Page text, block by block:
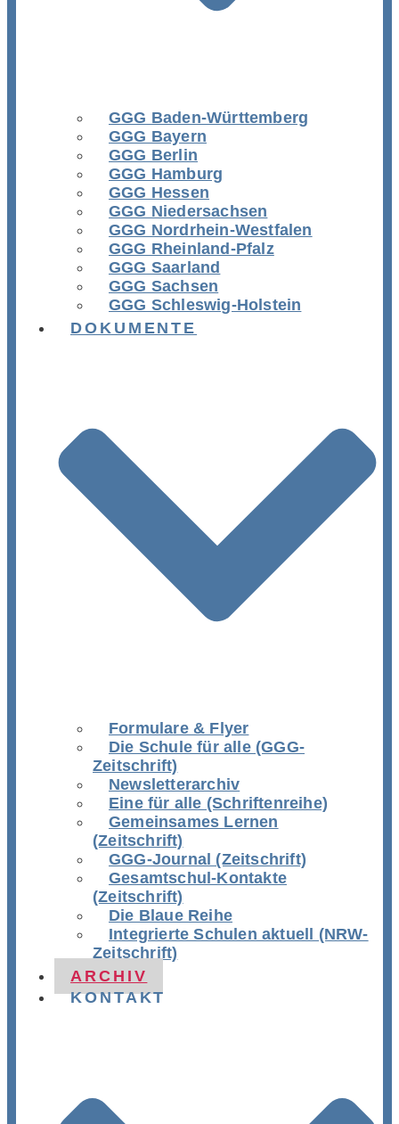
GGG Baden-Württemberg
GGG Bayern
GGG Berlin
GGG Hamburg
GGG Hessen
GGG Niedersachsen
GGG Nordrhein-Westfalen
GGG Rheinland-Pfalz
GGG Saarland
GGG Sachsen
GGG Schleswig-Holstein
DOKUMENTE
Formulare & Flyer
Die Schule für alle (GGG-
Zeitschrift)
Newsletterarchiv
Eine für alle (Schriftenreihe)
Gemeinsames Lernen
(Zeitschrift)
GGG-Journal (Zeitschrift)
Gesamtschul-Kontakte
(Zeitschrift)
Die Blaue Reihe
Integrierte Schulen aktuell (NRW-
Zeitschrift)
ARCHIV
KONTAKT